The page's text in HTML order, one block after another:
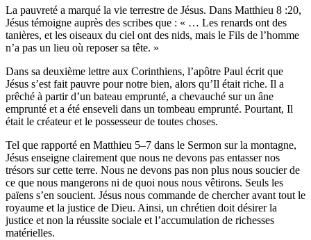
La pauvreté a marqué la vie terrestre de Jésus. Dans Matthieu 8 :20,
Jésus témoigne auprès des scribes que : « … Les renards ont des
tanières, et les oiseaux du ciel ont des nids, mais le Fils de l’homme
n’a pas un lieu où reposer sa tête. »
Dans sa deuxième lettre aux Corinthiens, l’apôtre Paul écrit que
Jésus s’est fait pauvre pour notre bien, alors qu’Il était riche. Il a
prêché à partir d’un bateau emprunté, a chevauché sur un âne
emprunté et a été enseveli dans un tombeau emprunté. Pourtant, Il
était le créateur et le possesseur de toutes choses.
Tel que rapporté en Matthieu 5–7 dans le Sermon sur la montagne,
Jésus enseigne clairement que nous ne devons pas entasser nos
trésors sur cette terre. Nous ne devons pas non plus nous soucier de
ce que nous mangerons ni de quoi nous nous vêtirons. Seuls les
païens s’en soucient. Jésus nous commande de chercher avant tout le
royaume et la justice de Dieu. Ainsi, un chrétien doit désirer la
justice et non la réussite sociale et l’accumulation de richesses
matérielles.